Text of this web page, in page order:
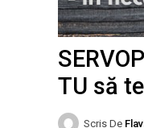
TU să
Scris De